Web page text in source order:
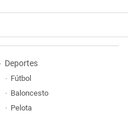
Deportes
Fútbol
Baloncesto
Pelota